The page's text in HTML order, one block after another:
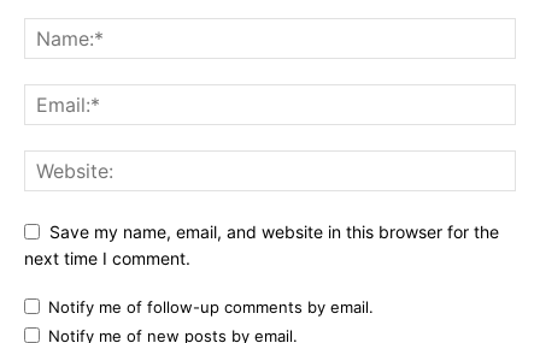
Save my name, email, and website in this browser for the
next time I comment.
Notify me of follow-up comments by email.
Notify me of new posts by email.